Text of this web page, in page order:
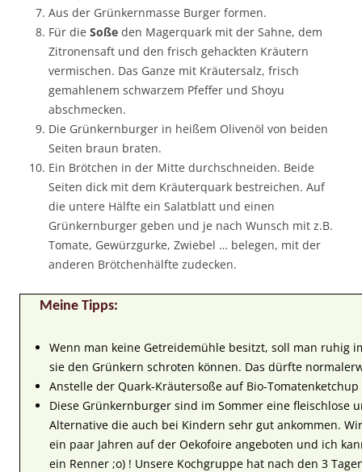
Aus der Grünkernmasse Burger formen.
Für die Soße den Magerquark mit der Sahne, dem
Zitronensaft und den frisch gehackten Kräutern
vermischen. Das Ganze mit Kräutersalz, frisch
gemahlenem schwarzem Pfeffer und Shoyu
abschmecken.
Die Grünkernburger in heißem Olivenöl von beiden
Seiten braun braten.
Ein Brötchen in der Mitte durchschneiden. Beide
Seiten dick mit dem Kräuterquark bestreichen. Auf
die untere Hälfte ein Salatblatt und einen
Grünkernburger geben und je nach Wunsch mit z.B.
Tomate, Gewürzgurke, Zwiebel … belegen, mit der
anderen Brötchenhälfte zudecken.
Meine Tipps:
Wenn man keine Getreidemühle besitzt, soll man ruhig
sie den Grünkern schroten können. Das dürfte
Anstelle der Quark-Kräutersoße auf Bio-
Diese Grünkernburger sind im Sommer eine fleischlose
Alternative die auch bei Kindern sehr gut ankommen.
ein paar Jahren auf der Oekofoire angeboten und ich
ein Renner ;o) ! Unsere Kochgruppe hat nach den 3